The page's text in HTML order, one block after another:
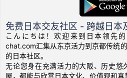
免费日本交友社区 - 跨越日本
こんにちは！欢迎来到日本领先
chat.com汇集从东京活力到京都传统
的日本社区。
无论您身在充满活力的大阪、历史悠
屋，都能与欣赏日本文化、价值观和真